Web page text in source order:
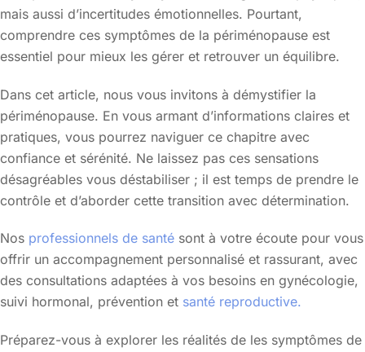
mais aussi d’incertitudes émotionnelles. Pourtant,
comprendre ces symptômes de la périménopause est
essentiel pour mieux les gérer et retrouver un équilibre.
Dans cet article, nous vous invitons à démystifier la
périménopause. En vous armant d’informations claires et
pratiques, vous pourrez naviguer ce chapitre avec
confiance et sérénité. Ne laissez pas ces sensations
désagréables vous déstabiliser ; il est temps de prendre le
contrôle et d’aborder cette transition avec détermination.
Nos professionnels de santé sont à votre écoute pour vous
offrir un accompagnement personnalisé et rassurant, avec
des consultations adaptées à vos besoins en gynécologie,
suivi hormonal, prévention et santé reproductive.
Préparez-vous à explorer les réalités de les symptômes de